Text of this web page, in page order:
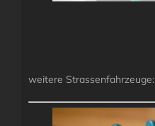
weitere Strassenfahrzeuge: